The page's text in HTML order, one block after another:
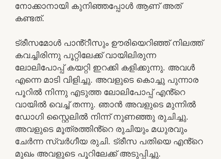
നോക്കാനായി കുനിഞ്ഞപ്പോൾ ആണ് അത്
കണ്ടത്.
ട്രീസമോൾ പാൻ്റീസും ഊരിയെറിഞ്ഞ് നിലത്ത്
കവച്ചിരിന്നു പൂറ്റിലേക്ക് വായിലിരുന്ന
ലോലിപോപ്പ് കയറ്റി ഇറക്കി കളിക്കുന്നു. അവൾ
എന്നെ മാടി വിളിച്ചു. അവളുടെ കൊച്ചു പുന്നാര
പൂറിൽ നിന്നു എടുത്ത ലോലിപോപ്പ് എൻ്റെ
വായിൽ വെച്ച് തന്നു. ഞാൻ അവളുടെ മുന്നിൽ
ഡോഗി സ്റ്റൈലിൽ നിന്ന് നുണഞ്ഞു രുചിച്ചു.
അവളുടെ മൂത്രത്തിൻ്റെ രുചിയും മധുരവും
ചേർന്ന സ്വർഗീയ രുചി. ട്രീസ പതിയെ എൻ്റെ
മുഖം അവളുടെ പൂറിലേക്ക് അടുപ്പിച്ചു.